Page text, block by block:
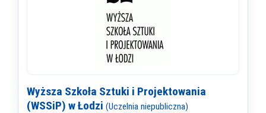
Wyższa Szkoła Sztuki i Projektowania
(WSSiP) w Łodzi (Uczelnia niepubliczna)